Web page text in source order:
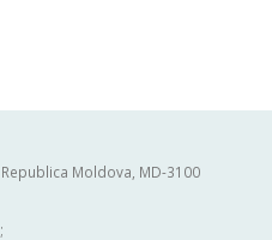
Republica Moldova, MD-3100